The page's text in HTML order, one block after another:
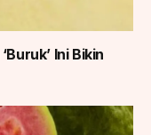
Ini Bikin